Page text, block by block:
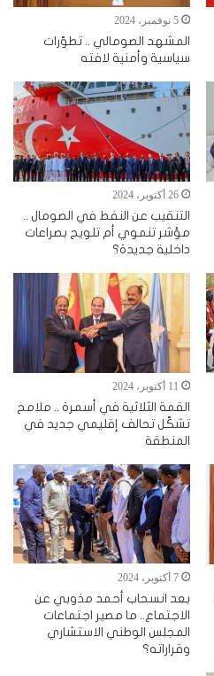
5 نوفمبر، 2024
المشهد الصومالي .. تطوّرات
سياسية وأمنية لافته
26 أكتوبر، 2024
التنقيب عن النفط في الصومال ..
مؤشر تنموي أم تلويح بصراعات
داخلية جديدة؟
11 أكتوبر، 2024
القمة الثلاثية في أسمرة .. ملامح
تشكّل تحالف إقليمي جديد في
المنطقة
7 أكتوبر، 2024
بعد انسحاب أحمد مذوبي عن
الاجتماع.. ما مصير اجتماعات
المجلس الوطني الاستشاري
وقراراته؟